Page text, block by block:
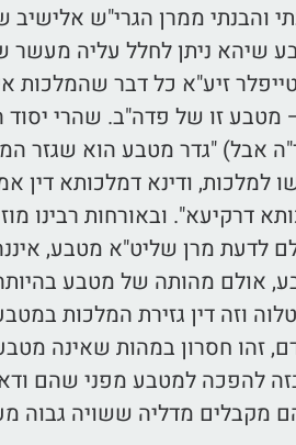
והבנתי ממרן הגרי"ש אלישיב
שיהא ניתן לחלל עליה מעשר
זיע"א כל דבר שהמלכות
מטבע זו של פדה"ב. שהרי
אבל) "גדר מטבע הוא שגזר
למלכות, ודינא דמלכותא
דרקיעא". ובאורחות רבינו
לדעת מרן שליט"א מטבע,
אולם מהותה של מטבע
וזה דין גזירת המלכות
זהו חסרון במהות שאינה
להפכה למטבע מפני שהם
מקבלים מדליה ששויה גבוה